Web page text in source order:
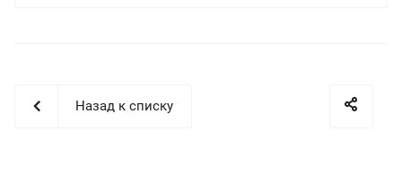
Назад к списку